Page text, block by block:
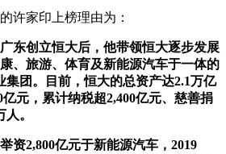
许家印上榜理由为：
东创立恒大后，他带领恒大逐步发展
、旅游、体育及新能源汽车于一体的
集团。目前，恒大的总资产达2.1万亿
元，累计纳税超2,400亿元、慈善捐
。
资2,800亿元于新能源汽车，2019